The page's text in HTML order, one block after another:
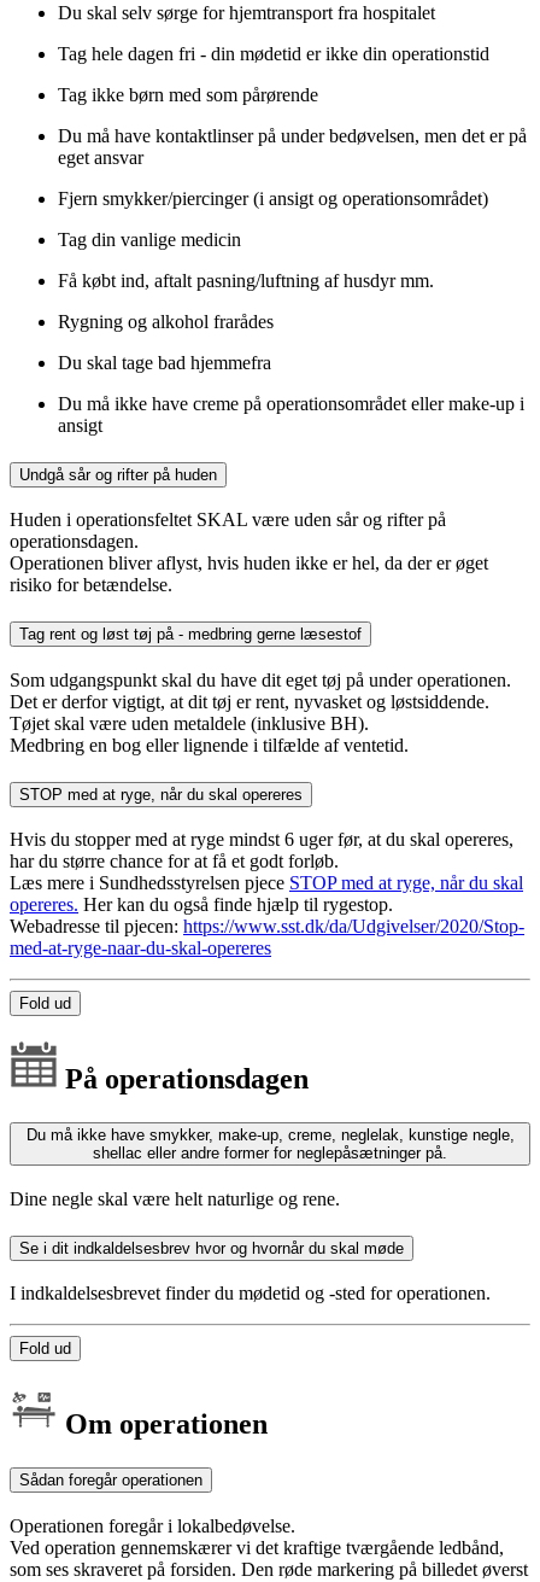
Du skal selv sørge for hjemtransport fra hospitalet
Tag hele dagen fri - din mødetid er ikke din operationstid
Tag ikke børn med som pårørende
Du må have kontaktlinser på under bedøvelsen, men det er på
eget ansvar
Fjern smykker/piercinger (i ansigt og operationsområdet)
Tag din vanlige medicin
Få købt ind, aftalt pasning/luftning af husdyr mm.
Rygning og alkohol frarådes
Du skal tage bad hjemmefra
Du må ikke have creme på operationsområdet eller make-up i
ansigt
Undgå sår og rifter på huden
Huden i operationsfeltet SKAL være uden sår og rifter på
operationsdagen.
Operationen bliver aflyst, hvis huden ikke er hel, da der er øget
risiko for betændelse.
Tag rent og løst tøj på - medbring gerne læsestof
Som udgangspunkt skal du have dit eget tøj på under operationen.
Det er derfor vigtigt, at dit tøj er rent, nyvasket og løstsiddende.
Tøjet skal være uden metaldele (inklusive BH).
Medbring en bog eller lignende i tilfælde af ventetid.
STOP med at ryge, når du skal opereres
Hvis du stopper med at ryge mindst 6 uger før, at du skal opereres,
har du større chance for at få et godt forløb.
Læs mere i Sundhedsstyrelsen pjece STOP med at ryge, når du skal
opereres. Her kan du også finde hjælp til rygestop.
Webadresse til pjecen: https://www.sst.dk/da/Udgivelser/2020/Stop-
med-at-ryge-naar-du-skal-opereres
Fold ud
På operationsdagen
Du må ikke have smykker, make-up, creme, neglelak, kunstige negle,
shellac eller andre former for neglepåsætninger på.
Dine negle skal være helt naturlige og rene.
Se i dit indkaldelsesbrev hvor og hvornår du skal møde
I indkaldelsesbrevet finder du mødetid og -sted for operationen.
Fold ud
Om operationen
Sådan foregår operationen
Operationen foregår i lokalbedøvelse.
Ved operation gennemskærer vi det kraftige tværgående ledbånd,
som ses skraveret på forsiden. Den røde markering på billedet øverst